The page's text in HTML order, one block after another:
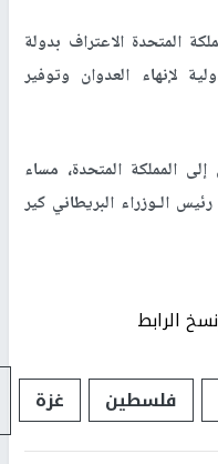
المتحدة الاعتراف بدولة
لإنهاء العدوان وتوفير
المملكة المتحدة، مساء
الـوزراء البريطاني كير
الرابط
فلسطين غزة